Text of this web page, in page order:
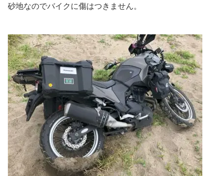
砂地なのでバイクに傷はつきません。